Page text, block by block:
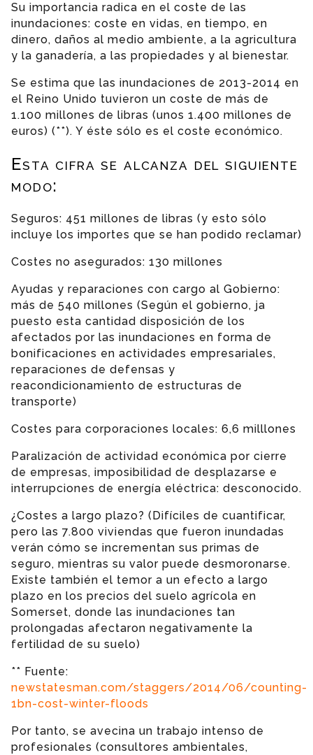
Su importancia radica en el coste de las
inundaciones: coste en vidas, en tiempo, en
dinero, daños al medio ambiente, a la agricultura
y la ganadería, a las propiedades y al bienestar.
Se estima que las inundaciones de 2013-2014 en
el Reino Unido tuvieron un coste de más de
1.100 millones de libras (unos 1.400 millones de
euros) (**). Y éste sólo es el coste económico.
Esta cifra se alcanza del siguiente
modo:
Seguros: 451 millones de libras (y esto sólo
incluye los importes que se han podido reclamar)
Costes no asegurados: 130 millones
Ayudas y reparaciones con cargo al Gobierno:
más de 540 millones (Según el gobierno, ja
puesto esta cantidad disposición de los
afectados por las inundaciones en forma de
bonificaciones en actividades empresariales,
reparaciones de defensas y
reacondicionamiento de estructuras de
transporte)
Costes para corporaciones locales: 6,6 milllones
Paralización de actividad económica por cierre
de empresas, imposibilidad de desplazarse e
interrupciones de energía eléctrica: desconocido.
¿Costes a largo plazo? (Difíciles de cuantificar,
pero las 7.800 viviendas que fueron inundadas
verán cómo se incrementan sus primas de
seguro, mientras su valor puede desmoronarse.
Existe también el temor a un efecto a largo
plazo en los precios del suelo agrícola en
Somerset, donde las inundaciones tan
prolongadas afectaron negativamente la
fertilidad de su suelo)
** Fuente:
newstatesman.com/staggers/2014/06/counting-
1bn-cost-winter-floods
Por tanto, se avecina un trabajo intenso de
profesionales (consultores ambientales,